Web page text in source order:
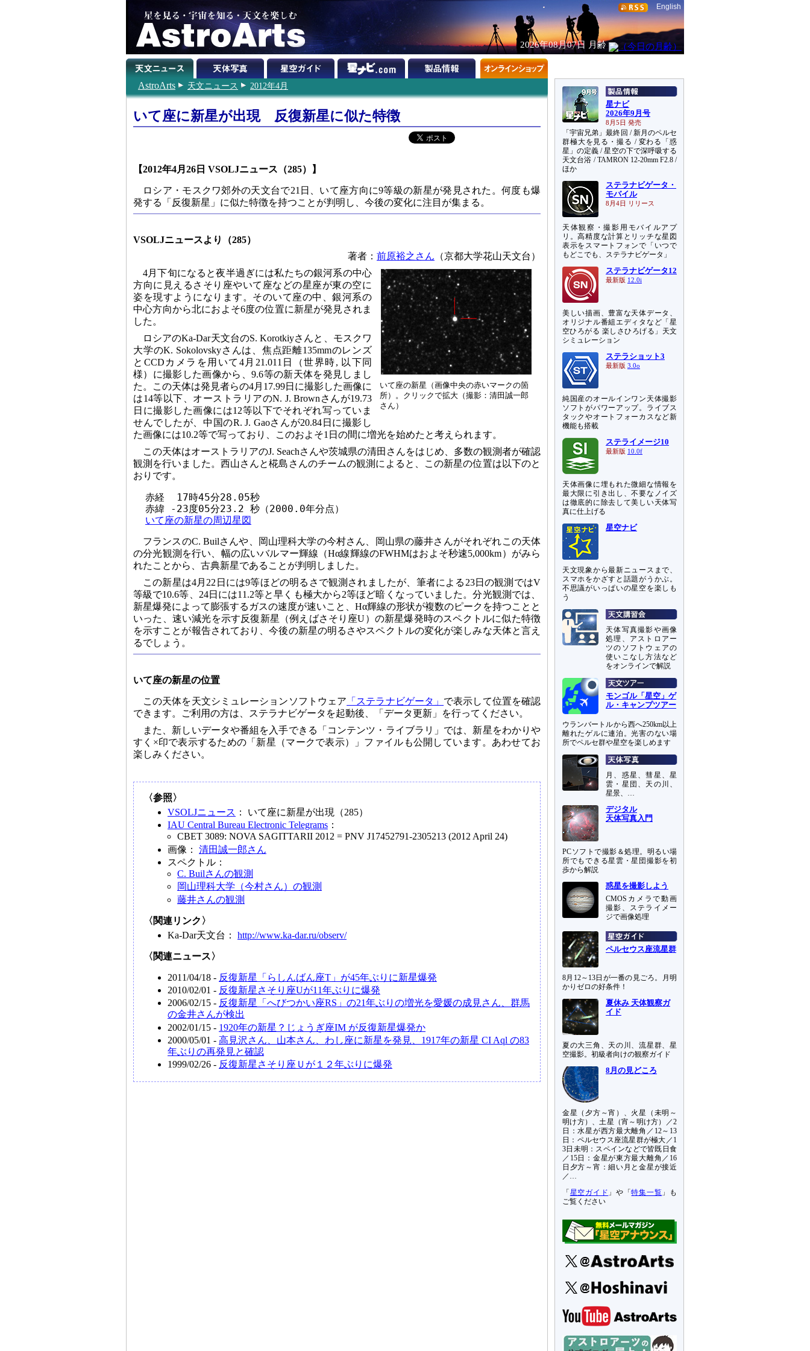
English
2026年08月07日 月齢
AstroArts 天文ニュース 2012年4月
いて座に新星が出現 反復新星に似た特徴
【2012年4月26日 VSOLJニュース（285）】
ロシア・モスクワ郊外の天文台で21日、いて座方向に9等級の新星が発見された。何度も爆
発する「反復新星」に似た特徴を持つことが判明し、今後の変化に注目が集まる。
VSOLJニュースより（285）
著者： 前原裕之さん （京都大学花山天文台）
いて座の新星（画像中央の赤いマークの箇
所）。クリックで拡大（撮影：清田誠一郎
さん）
4月下旬になると夜半過ぎには私たちの銀河系の中心
方向に見えるさそり座やいて座などの星座が東の空に
姿を現すようになります。そのいて座の中、銀河系の
中心方向から北におよそ6度の位置に新星が発見されま
した。
ロシアのKa-Dar天文台のS. Korotkiyさんと、モスクワ
大学のK. Sokolovskyさんは、焦点距離135mmのレンズ
とCCDカメラを用いて4月21.011日（世界時, 以下同
様）に撮影した画像から、9.6等の新天体を発見しまし
た。この天体は発見者らの4月17.99日に撮影した画像に
は14等以下、オーストラリアのN. J. Brownさんが19.73
日に撮影した画像には12等以下でそれぞれ写っていま
せんでしたが、中国のR. J. Gaoさんが20.84日に撮影し
た画像には10.2等で写っており、このおよそ1日の間に増光を始めたと考えられます。
この天体はオーストラリアのJ. Seachさんや茨城県の清田さんをはじめ、多数の観測者が確認
観測を行いました。西山さんと椛島さんのチームの観測によると、この新星の位置は以下のと
おりです。
  赤経  17時45分28.05秒
  赤緯 -23度05分23.2 秒（2000.0年分点）
いて座の新星の周辺星図
フランスのC. Builさんや、岡山理科大学の今村さん、岡山県の藤井さんがそれぞれこの天体
の分光観測を行い、幅の広いバルマー輝線（Hα線輝線のFWHMはおよそ秒速5,000km）がみら
れたことから、古典新星であることが判明しました。
この新星は4月22日には9等ほどの明るさで観測されましたが、筆者による23日の観測ではV
等級で10.6等、24日には11.2等と早くも極大から2等ほど暗くなっていました。分光観測では、
新星爆発によって膨張するガスの速度が速いこと、Hα輝線の形状が複数のピークを持つことと
いった、速い減光を示す反復新星（例えばさそり座U）の新星爆発時のスペクトルに似た特徴
を示すことが報告されており、今後の新星の明るさやスペクトルの変化が楽しみな天体と言え
るでしょう。
いて座の新星の位置
この天体を天文シミュレーションソフトウェア 「ステラナビゲータ」 で表示して位置を確認
できます。ご利用の方は、ステラナビゲータを起動後、「データ更新」を行ってください。
また、新しいデータや番組を入手できる「コンテンツ・ライブラリ」では、新星をわかりや
すく×印で表示するための「新星（マークで表示）」ファイルも公開しています。あわせてお
楽しみください。
〈参照〉
VSOLJニュース ： いて座に新星が出現（285）
IAU Central Bureau Electronic Telegrams ：
CBET 3089: NOVA SAGITTARII 2012 = PNV J17452791-2305213 (2012 April 24)
画像： 清田誠一郎さん
スペクトル：
C. Builさんの観測
岡山理科大学（今村さん）の観測
藤井さんの観測
〈関連リンク〉
Ka-Dar天文台： http://www.ka-dar.ru/observ/
〈関連ニュース〉
2011/04/18 - 反復新星「らしんばん座T」が45年ぶりに新星爆発
2010/02/01 - 反復新星さそり座Uが11年ぶりに爆発
2006/02/15 - 反復新星「へびつかい座RS」の21年ぶりの増光を愛媛の成見さん、群馬
の金井さんが検出
2002/01/15 - 1920年の新星？じょうぎ座IM が反復新星爆発か
2000/05/01 - 高見沢さん、山本さん、わし座に新星を発見、1917年の新星 CI Aql の83
年ぶりの再発見と確認
1999/02/26 - 反復新星さそり座Ｕが１２年ぶりに爆発
星ナビ
2026年9月号
8月5日 発売
「宇宙兄弟」最終回 / 新月のペルセ
群極大を見る・撮る / 変わる「惑
星」の定義 / 星空の下で深呼吸する
天文台浴 / TAMRON 12-20mm F2.8 /
ほか
ステラナビゲータ・
モバイル
8月4日 リリース
天体観察・撮影用モバイルアプ
リ。高精度な計算とリッチな星図
表示をスマートフォンで「いつで
もどこでも、ステラナビゲータ」
ステラナビゲータ12
最新版 12.0i
美しい描画、豊富な天体データ、
オリジナル番組エディタなど「星
空ひろがる 楽しさひろげる」天文
シミュレーション
ステラショット3
最新版 3.0o
純国産のオールインワン天体撮影
ソフトがパワーアップ。ライブス
タックやオートフォーカスなど新
機能も搭載
ステライメージ10
最新版 10.0f
天体画像に埋もれた微細な情報を
最大限に引き出し、不要なノイズ
は徹底的に除去して美しい天体写
真に仕上げる
星空ナビ
天文現象から最新ニュースまで、
スマホをかざすと話題がうかぶ。
不思議がいっぱいの星空を楽しも
う
天体写真撮影や画像
処理、アストロアー
ツのソフトウェアの
使いこなし方法など
をオンラインで解説
モンゴル「星空」ゲ
ル・キャンプツアー
ウランバートルから西へ250km以上
離れたゲルに連泊。光害のない場
所でペルセ群や星空を楽しめます
月、惑星、彗星、星
雲・星団、天の川、
星景、…
デジタル
天体写真入門
PCソフトで撮影＆処理。明るい場
所でもできる星雲・星団撮影を初
歩から解説
惑星を撮影しよう
CMOSカメラで動画
撮影、ステライメー
ジで画像処理
ペルセウス座流星群
8月12～13日が一番の見ごろ。月明
かりゼロの好条件！
夏休み 天体観察ガ
イド
夏の大三角、天の川、流星群、星
空撮影。初級者向けの観察ガイド
8月の見どころ
金星（夕方～宵）、火星（未明～
明け方）、土星（宵～明け方）／2
日：水星が西方最大離角／12～13
日：ペルセウス座流星群が極大／1
3日未明：スペインなどで皆既日食
／15日：金星が東方最大離角／16
日夕方～宵：細い月と金星が接近
／…
「 星空ガイド 」や「特集一覧 」も
ご覧ください